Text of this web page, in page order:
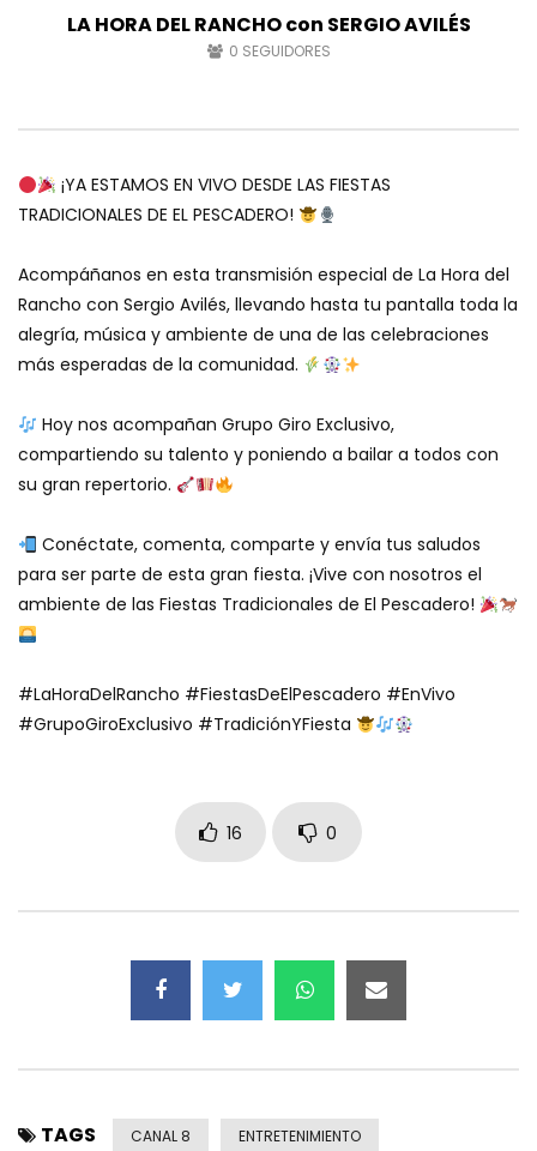
LA HORA DEL RANCHO con SERGIO AVILÉS
0 SEGUIDORES
¡YA ESTAMOS EN VIVO DESDE LAS FIESTAS
TRADICIONALES DE EL PESCADERO!
Acompáñanos en esta transmisión especial de La Hora del
Rancho con Sergio Avilés, llevando hasta tu pantalla toda la
alegría, música y ambiente de una de las celebraciones
más esperadas de la comunidad.
Hoy nos acompañan Grupo Giro Exclusivo,
compartiendo su talento y poniendo a bailar a todos con
su gran repertorio.
Conéctate, comenta, comparte y envía tus saludos
para ser parte de esta gran fiesta. ¡Vive con nosotros el
ambiente de las Fiestas Tradicionales de El Pescadero!
#LaHoraDelRancho #FiestasDeElPescadero #EnVivo
#GrupoGiroExclusivo #TradiciónYFiesta
16 0
TAGS CANAL 8 ENTRETENIMIENTO